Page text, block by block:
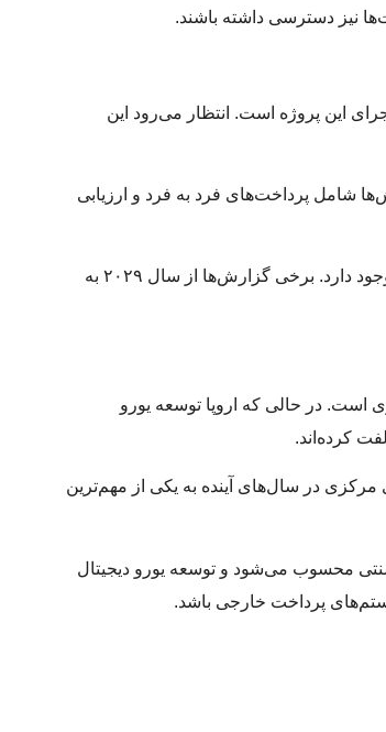
نیز دسترسی داشته باشند.
این پروژه است. انتظار می‌رود این
از سال ۲۰۲۷ آغاز خواهد شد. این آزمایش‌ها شامل پرداخت‌های فرد به فرد و ارزیابی
در صورت موفقیت مراحل آزمایشی، احتمال عرضه گسترده یورو دیجیتال تا پایان دهه جاری میلادی وجود دارد. برخی گزارش‌ها از سال ۲۰۲۹ به
است. در حالی که اروپا توسعه یورو
کرده‌اند.
در سال‌های آینده به یکی از مهم‌ترین
محسوب می‌شود و توسعه یورو دیجیتال
پرداخت خارجی باشد.